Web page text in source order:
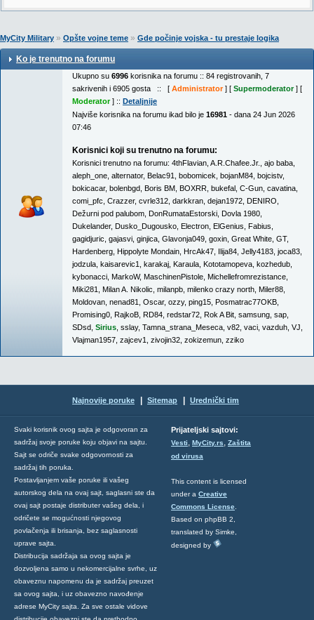
MyCity Military » Opšte vojne teme » Gde počinje vojska - tu prestaje logika
Ko je trenutno na forumu
Ukupno su 6996 korisnika na forumu :: 84 registrovanih, 7
sakrivenih i 6905 gosta :: [ Administrator] [ Supermoderator] [
Moderator] :: Detaljnije
Najviše korisnika na forumu ikad bilo je 16981 - dana 24 Jun 2026
07:46
Korisnici koji su trenutno na forumu:
Korisnici trenutno na forumu: 4thFlavian A.R.Chafee.Jr. ajo baba
aleph_one alternator, Belac91 bobomicek bojanM84 bojcistv,
bokicacar, bolenbgd Boris BM BOXRR bukefal C-Gun cavatina
comi_pfc Crazzer, cvrle312 darkkran dejan1972 DENIRO
Dežurni pod palubom DonRumataEstorski Dovla 1980
Dukelander, Dusko_Dugousko Electron ElGenius Fabius
gagidjuric gajasvi ginjica Glavonja049 goxin Great White GT,
Hardenberg Hippolyte Mondain HrcAk47 Ilija84 Jelly4183 joca83
jodzula kaisarevic1 karakaj Karaula Kototamopeva kozhedub
kybonacci MarkoW, MaschinenPistole Michellefromrezistance
Miki281
Milan A. Nikolic milanpb milenko crazy north Miler88
Moldovan nenad81 Oscar, ozzy, ping15 Posmatrac77OKB
Promising0 RajkoB RD84 redstar72 Rok A Bit samsung sap
SDsd Sirius sslay, Tamna_strana_Meseca v82 vaci vazduh VJ
Vlajman1957 zajcev1 zivojin32 zokizemun zziko
Najnovije poruke Sitemap Urednički tim
Svaki korisnik ovog sajta je odgovoran za
sadržaj svoje poruke koju objavi na sajtu.
Sajt se odriče svake odgovornosti za
sadržaj tih poruka.
Postavljanjem vaše poruke ili vašeg
autorskog dela na ovaj sajt, saglasni ste da
ovaj sajt postaje distributer vašeg dela, i
odričete se mogućnosti njegovog
povlačenja ili brisanja, bez saglasnosti
uprave sajta.
Distribucija sadržaja sa ovog sajta je
dozvoljena samo u nekomercijalne svrhe, uz
obaveznu napomenu da je sadržaj preuzet
sa ovog sajta, i uz obavezno navođenje
adrese MyCity sajta. Za sve ostale vidove
Prijateljski sajtovi:
Vesti, MyCity.rs, Zaštita
od virusa
This content is licensed
under a Creative
Commons License
Based on phpBB 2,
translated by Simke,
designed by